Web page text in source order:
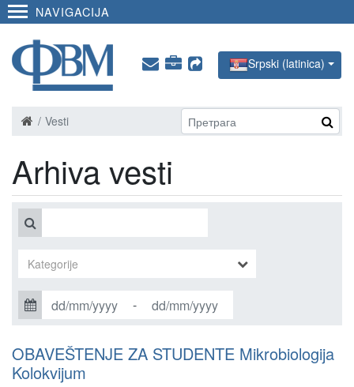
NAVIGACIJA
Srpski (latinica)
Vesti
Arhiva vesti
-
OBAVEŠTENJE ZA STUDENTE Mikrobiologija
Kolokvijum